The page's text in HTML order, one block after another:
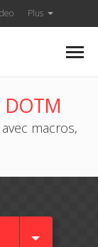
Plus
DOTM
macros,